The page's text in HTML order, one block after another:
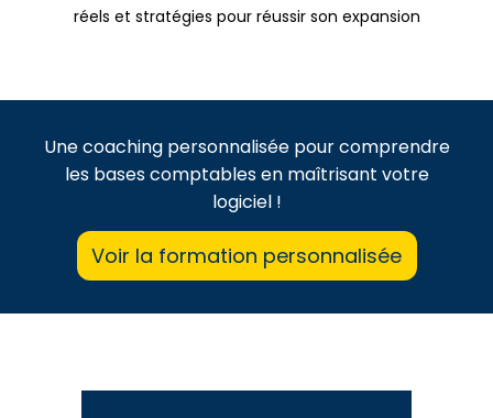
réels et stratégies pour réussir son expansion
Une coaching personnalisée pour comprendre
les bases comptables en maîtrisant votre
logiciel !
Voir la formation personnalisée